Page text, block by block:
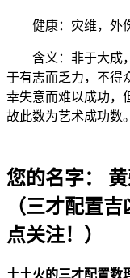
健康：灾维，外伤
含义：非于大成，
于有志而乏力，不得
幸失意而难以成功，
故此数为艺术成功数。
您的名字：
（三才配置
点关注！）
土土火的三才配置数